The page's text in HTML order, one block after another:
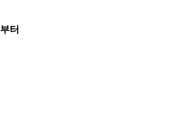
부터